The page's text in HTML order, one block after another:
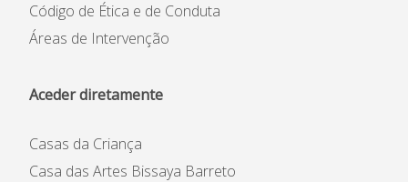
Código de Ética e de Conduta
Áreas de Intervenção
Aceder diretamente
Casas da Criança
Casa das Artes Bissaya Barreto